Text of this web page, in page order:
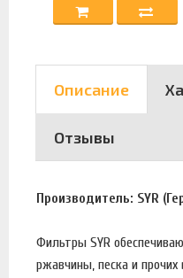
Описание
Отзывы
Производитель: SYR
Фильтры SYR
ржавчины, песка и прочих